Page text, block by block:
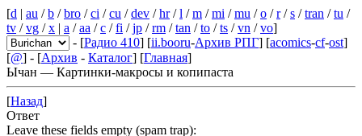
[d | au /b /bro /ci /cu /dev /hr/l /m /mi /mu /o /r/s /tran /tu /
tv /vg /x | a /aa /c /fi /jp /rm /tan /to /ts /vn /vo]
- [Радио 410] [ii.booru-Архив РПГ] [acomics-cf-ost]
[@] - [Архив - Каталог] [Главная]
Ычан — Картинки-макросы и копипаста
[Назад]
Ответ
Leave these fields empty (spam trap):